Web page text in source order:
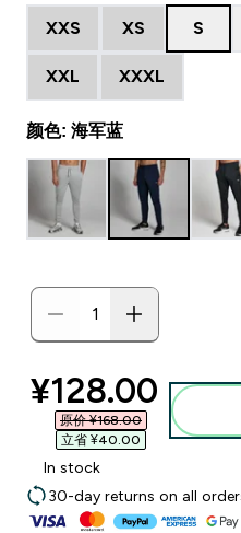
XXS XS S
XXL XXXL
颜色: 海军蓝
discounted
¥128.00‎
原价 ¥168.00‎
立省 ¥40.00‎
In stock
30-day returns on all